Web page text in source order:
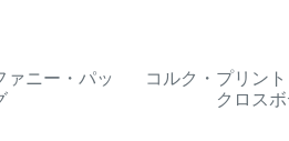
ニー・パッ
コルク・プリン
クロス